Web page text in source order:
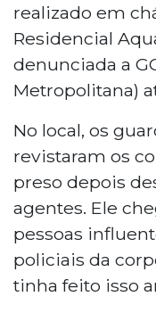
realizado em
Residencial
denunciada a
Metropolitana)
No local, os
revistaram os
preso depois
agentes. Ele
pessoas
policiais da
tinha feito isso